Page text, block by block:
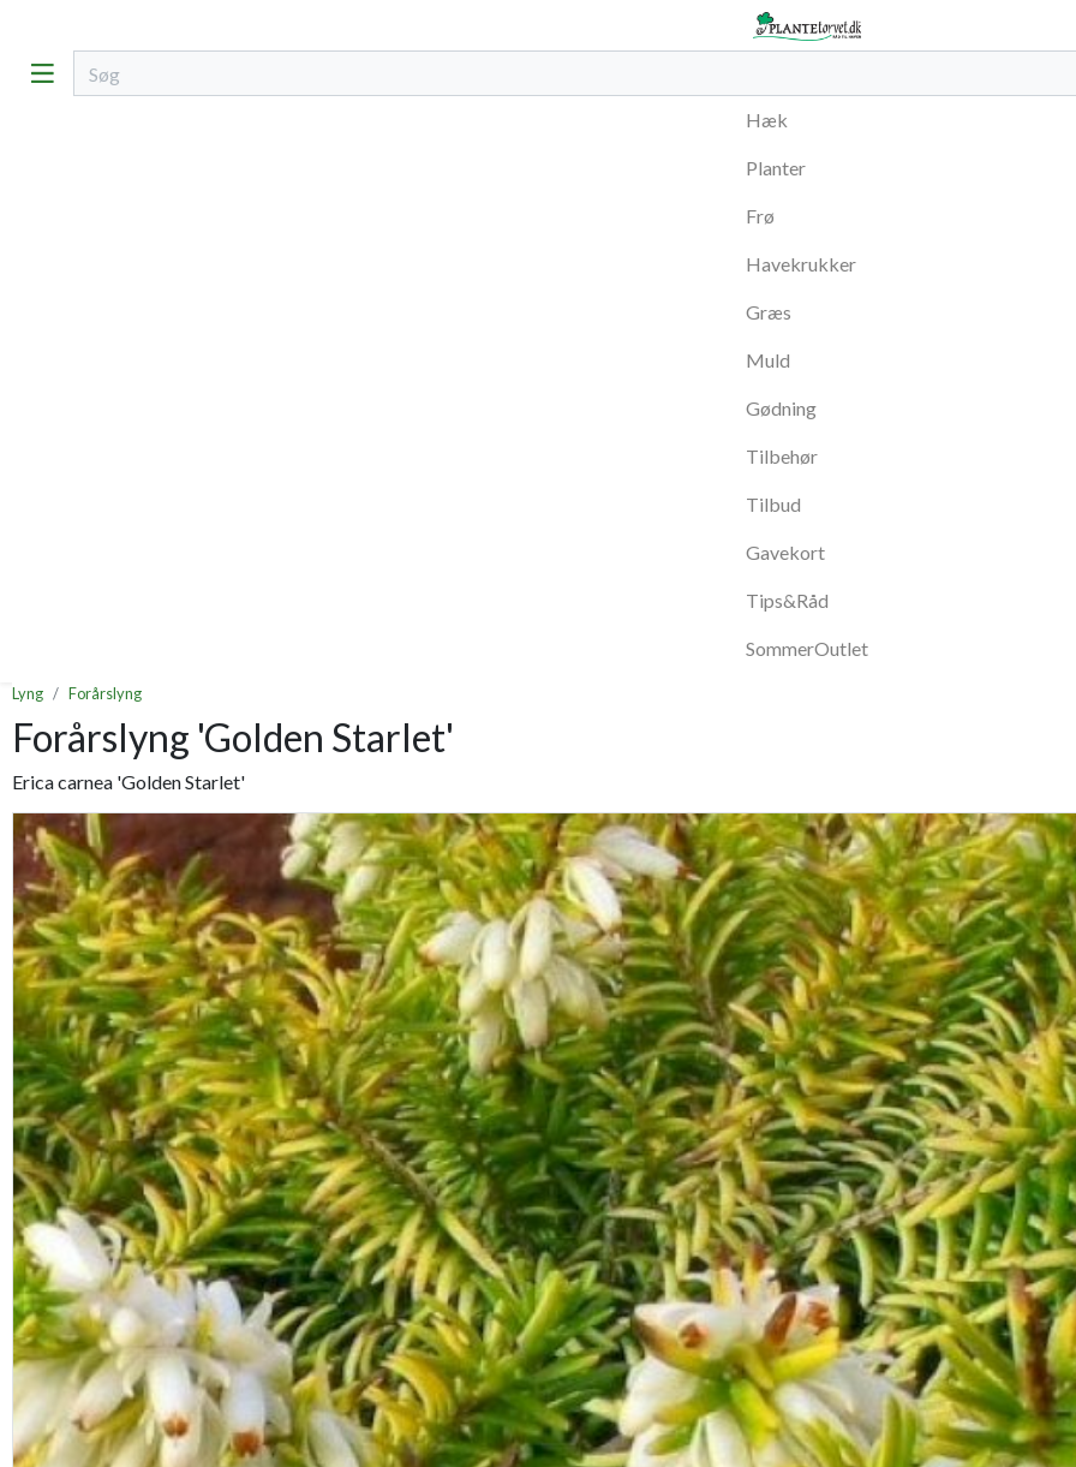
Hæk
Planter
Frø
Havekrukker
Græs
Muld
Gødning
Tilbehør
Tilbud
Gavekort
Tips&Råd
SommerOutlet
Lyng Forårslyng
Forårslyng 'Golden Starlet'
Erica carnea 'Golden Starlet'